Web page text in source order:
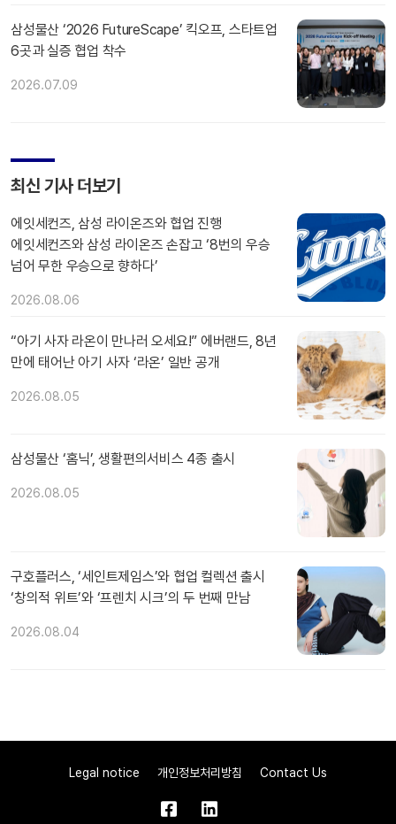
삼성물산 ‘2026 FutureScape’ 킥오프, 스타트업
6곳과 실증 협업 착수
2026.07.09
최신 기사 더보기
에잇세컨즈, 삼성 라이온즈와 협업 진행
에잇세컨즈와 삼성 라이온즈 손잡고 ‘8번의 우승
넘어 무한 우승으로 향하다’
2026.08.06
“아기 사자 라온이 만나러 오세요!” 에버랜드, 8년
만에 태어난 아기 사자 ‘라온’ 일반 공개
2026.08.05
삼성물산 ‘홈닉’, 생활편의서비스 4종 출시
2026.08.05
구호플러스, ‘세인트제임스’와 협업 컬렉션 출시
‘창의적 위트’와 ‘프렌치 시크’의 두 번째 만남
2026.08.04
Legal notice 개인정보처리방침 Contact Us